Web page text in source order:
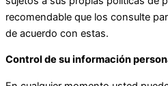
recomendable que los consulte
de acuerdo con estas.
Control de su información